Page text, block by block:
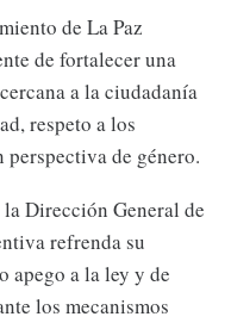
de La Paz
de fortalecer una
a la ciudadanía
respeto a los
de género.
Dirección General de
refrenda su
apego a la ley y de
los mecanismos